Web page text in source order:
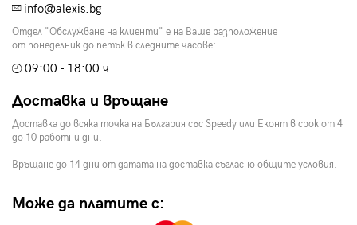
info@alexis.bg
Отдел "Обслужване на клиенти" е на Ваше разположение
от понеделник до петък в следните часове:
09:00 - 18:00 ч.
Доставка и връщане
Доставка до всяка точка на България със Speedy или Еконт в срок от 4
до 10 работни дни.
Връщане до 14 дни от датата на доставка съгласно общите условия.
Може да платите с: